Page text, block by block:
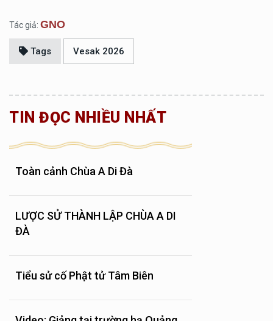
Tác giả: GNO
Tags Vesak 2026
TIN ĐỌC NHIỀU NHẤT
Toàn cảnh Chùa A Di Đà
LƯỢC SỬ THÀNH LẬP CHÙA A DI
ĐÀ
Tiểu sử cố Phật tử Tâm Biên